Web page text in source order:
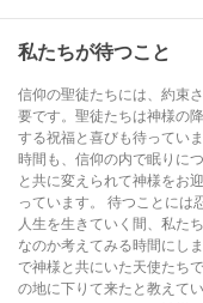
私たちが待つこと
信仰の聖徒たちには、約束
要です。聖徒たちは神様の
する祝福と喜びも待ってい
時間も、信仰の内で眠りに
と共に変えられて神様をお
っています。 待つことには
人生を生きていく間、私た
なのか考えてみる時間にし
で神様と共にいた天使たち
の地に下りて来たと教えて